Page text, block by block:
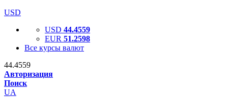
USD
USD 44.4559
EUR 51.2598
Все курсы валют
44.4559
Авторизация
Поиск
UA